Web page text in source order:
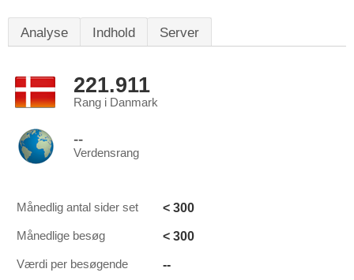
Analyse Indhold Server
221.911
Rang i Danmark
--
Verdensrang
Månedlig antal sider set < 300
Månedlige besøg < 300
Værdi per besøgende --